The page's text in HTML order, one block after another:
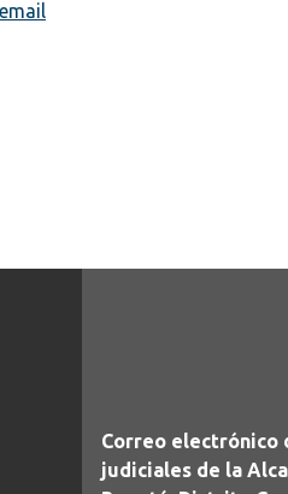
Correo electrónico
judiciales de la